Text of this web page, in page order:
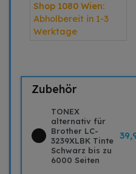
Shop 1080 Wien:
Abholbereit in 1-3
Werktage
Zubehör
TONEX
alternativ für
Brother LC-
3239XLBK Tinte
Schwarz bis zu
6000 Seiten